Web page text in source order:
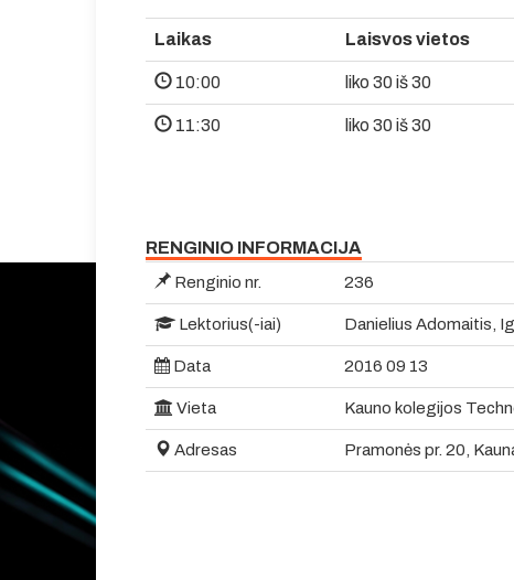
Laikas Laisvos vietos
10:00 liko 30 iš 30
11:30 liko 30 iš 30
RENGINIO INFORMACIJA
Renginio nr. 236
Lektorius(-iai) Danielius Adomaitis,
Data 2016 09 13
Vieta Kauno kolegijos
Adresas Pramonės pr. 20,